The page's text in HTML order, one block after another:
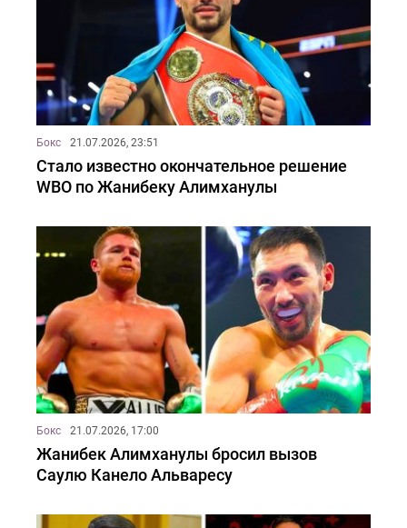
Бокс 21.07.2026, 23:51
Стало известно окончательное решение
WBO по Жанибеку Алимханулы
Бокс 21.07.2026, 17:00
Жанибек Алимханулы бросил вызов
Саулю Канело Альваресу